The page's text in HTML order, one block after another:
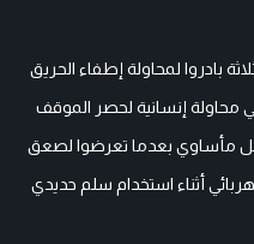
بادروا لمحاولة إطفاء الحريق
إنسانية لحصر الموقف
مأساوي بعدما تعرضوا لصعق
أثناء استخدام سلم حديدي